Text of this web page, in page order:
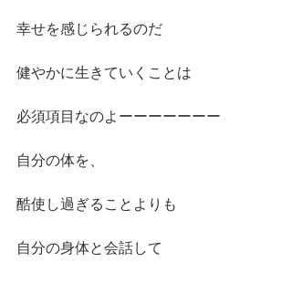
幸せを感じられるのだ
健やかに生きていくことは
必須項目なのよーーーーーーー
自分の体を、
酷使し過ぎることよりも
自分の身体と会話して